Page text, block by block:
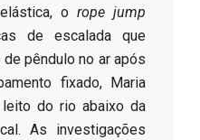
orope jump
de escalada que
pêndulo no ar após
fixado, Maria
leito do rio abaixo da
As investigações